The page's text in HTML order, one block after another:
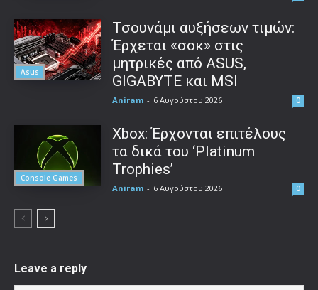
Asus
Τσουνάμι αυξήσεων τιμών:
Έρχεται «σοκ» στις
μητρικές από ASUS,
GIGABYTE και MSI
Aniram - 6 Αυγούστου 2026 0
Console Games
Xbox: Έρχονται επιτέλους
τα δικά του ‘Platinum
Trophies’
Aniram - 6 Αυγούστου 2026 0
Leave a reply